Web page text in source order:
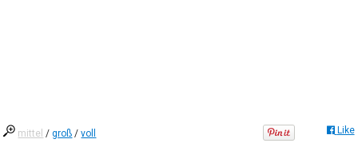
mittel /groß /voll Like